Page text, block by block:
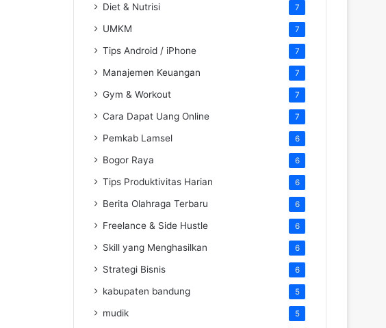
Diet & Nutrisi 7
UMKM 7
Tips Android / iPhone 7
Manajemen Keuangan 7
Gym & Workout 7
Cara Dapat Uang Online 7
Pemkab Lamsel 6
Bogor Raya 6
Tips Produktivitas Harian 6
Berita Olahraga Terbaru 6
Freelance & Side Hustle 6
Skill yang Menghasilkan 6
Strategi Bisnis 6
kabupaten bandung 5
mudik 5